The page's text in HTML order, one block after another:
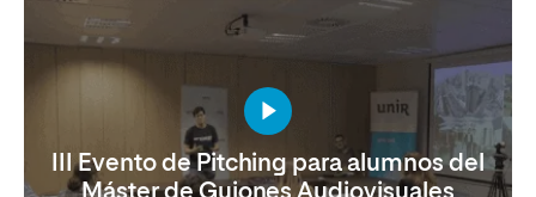
III Evento de Pitching para alumnos del